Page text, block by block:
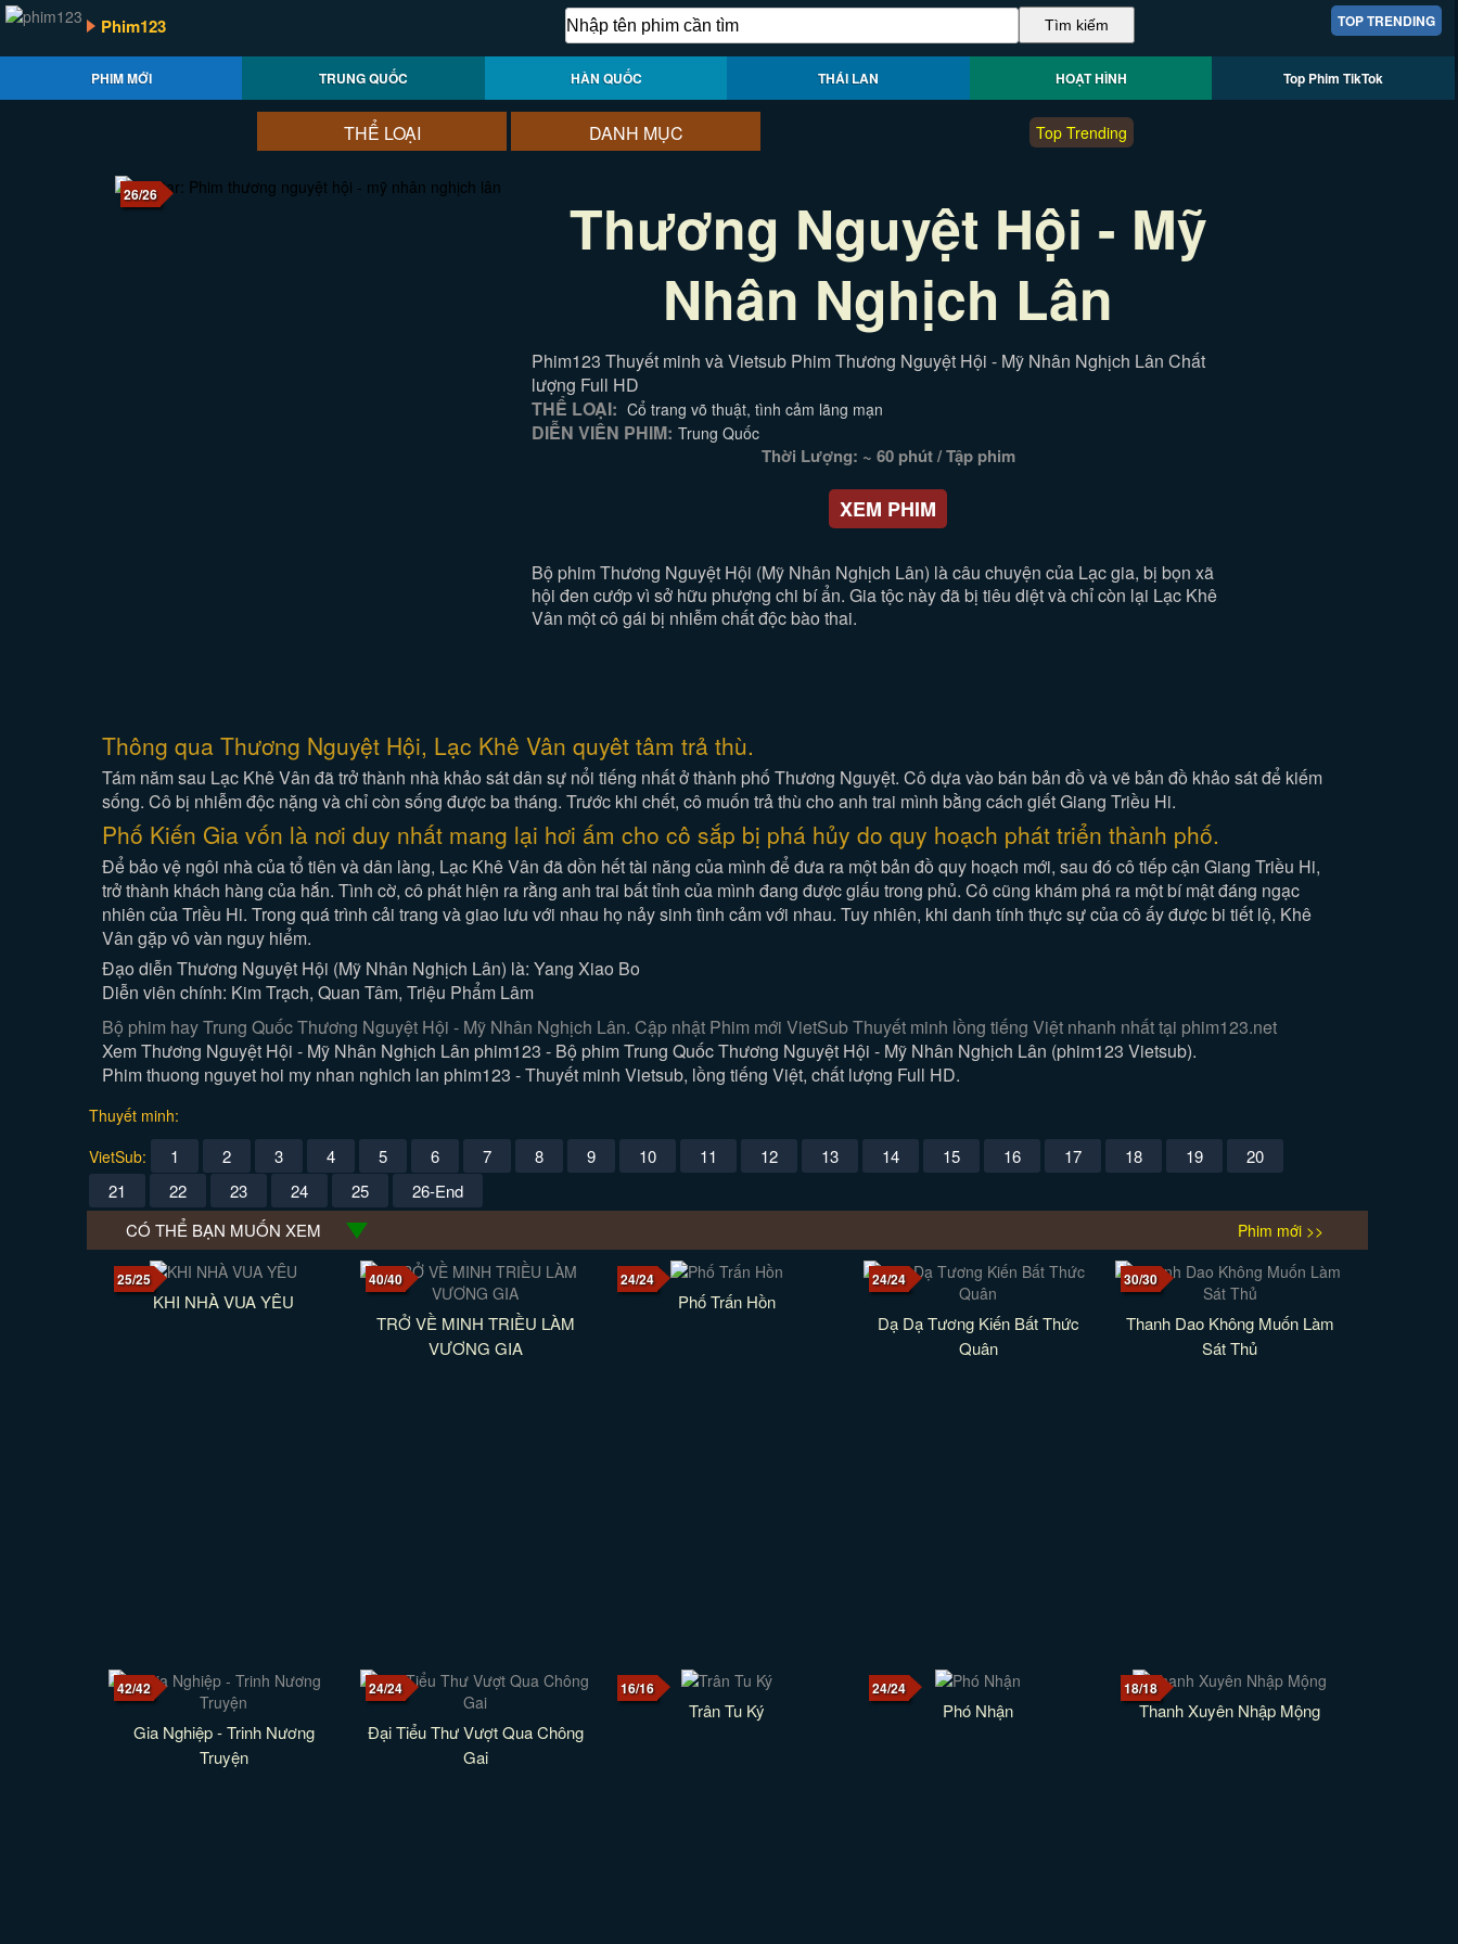
TOP TRENDING
Phim123
PHIM MỚI TRUNG QUỐC HÀN QUỐC THÁI LAN HOẠT HÌNH Top Phim TikTok
THỂ LOẠI DANH MỤC Top Trending
26/26
Thương Nguyệt Hội - Mỹ
Nhân Nghịch Lân
Phim123 Thuyết minh và Vietsub Phim Thương Nguyệt Hội - Mỹ Nhân Nghịch Lân Chất
lượng Full HD
THỂ LOẠI: Cổ trang võ thuật, tình cảm lãng mạn
DIỄN VIÊN PHIM: Trung Quốc
Thời Lượng: ~ 60 phút / Tập phim
XEM PHIM
Bộ phim Thương Nguyệt Hội (Mỹ Nhân Nghịch Lân) là câu chuyện của Lạc gia, bị bọn xã
hội đen cướp vì sở hữu phượng chi bí ẩn. Gia tộc này đã bị tiêu diệt và chỉ còn lại Lạc Khê
Vân một cô gái bị nhiễm chất độc bào thai.
Thông qua Thương Nguyệt Hội, Lạc Khê Vân quyêt tâm trả thù.
Tám năm sau Lạc Khê Vân đã trở thành nhà khảo sát dân sự nổi tiếng nhất ở thành phố Thương Nguyệt. Cô dựa vào bán bản đồ và vẽ bản đồ khảo sát để kiếm
sống. Cô bị nhiễm độc nặng và chỉ còn sống được ba tháng. Trước khi chết, cô muốn trả thù cho anh trai mình bằng cách giết Giang Triều Hi.
Phố Kiến Gia vốn là nơi duy nhất mang lại hơi ấm cho cô sắp bị phá hủy do quy hoạch phát triển thành phố.
Để bảo vệ ngôi nhà của tổ tiên và dân làng, Lạc Khê Vân đã dồn hết tài năng của mình để đưa ra một bản đồ quy hoạch mới, sau đó cô tiếp cận Giang Triều Hi,
trở thành khách hàng của hắn. Tình cờ, cô phát hiện ra rằng anh trai bất tỉnh của mình đang được giấu trong phủ. Cô cũng khám phá ra một bí mật đáng ngạc
nhiên của Triều Hi. Trong quá trình cải trang và giao lưu với nhau họ nảy sinh tình cảm với nhau. Tuy nhiên, khi danh tính thực sự của cô ấy được bi tiết lộ, Khê
Vân gặp vô vàn nguy hiểm.
Đạo diễn Thương Nguyệt Hội (Mỹ Nhân Nghịch Lân) là: Yang Xiao Bo
Diễn viên chính: Kim Trạch, Quan Tâm, Triệu Phẩm Lâm
Bộ phim hay Trung Quốc Thương Nguyệt Hội - Mỹ Nhân Nghịch Lân. Cập nhật Phim mới VietSub Thuyết minh lồng tiếng Việt nhanh nhất tại phim123.net
Xem Thương Nguyệt Hội - Mỹ Nhân Nghịch Lân phim123 - Bộ phim Trung Quốc Thương Nguyệt Hội - Mỹ Nhân Nghịch Lân (phim123 Vietsub).
Phim thuong nguyet hoi my nhan nghich lan phim123 - Thuyết minh Vietsub, lồng tiếng Việt, chất lượng Full HD.
Thuyết minh:
VietSub:
1 2 3 4 5 6 7 8 9 10 11 12 13 14 15 16 17 18 19
20
21
22 23 24 25
26-End
CÓ THỂ BẠN MUỐN XEM
Phim mới >>
25/25
KHI NHÀ VUA YÊU
40/40
TRỞ VỀ MINH TRIỀU LÀM
VƯƠNG GIA
24/24
Phố Trấn Hồn
24/24
Dạ Dạ Tương Kiến Bất Thức
Quân
30/30
Thanh Dao Không Muốn Làm
Sát Thủ
42/42
Gia Nghiệp - Trinh Nương
Truyện
24/24
Đại Tiểu Thư Vượt Qua Chông
Gai
16/16
Trân Tu Ký
24/24
Phó Nhận
18/18
Thanh Xuyên Nhập Mộng